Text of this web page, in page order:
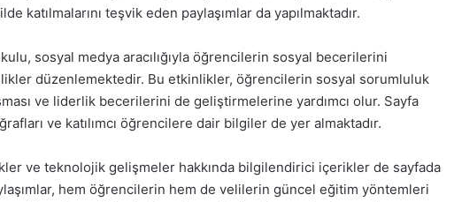
katılmalarını teşvik eden paylaşımlar da yapılmaktadır.
sosyal medya aracılığıyla öğrencilerin sosyal becerilerini
düzenlemektedir. Bu etkinlikler, öğrencilerin sosyal sorumluluk
ve liderlik becerilerini de geliştirmelerine yardımcı olur. Sayfa
ve katılımcı öğrencilere dair bilgiler de yer almaktadır.
ve teknolojik gelişmeler hakkında bilgilendirici içerikler de sayfada
hem öğrencilerin hem de velilerin güncel eğitim yöntemleri